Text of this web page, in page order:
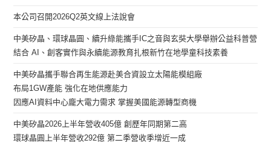
本公司召開2026Q2英文線上法說會
中美矽晶、環球晶圓、續升綠能攜手IC之音與玄奘大學舉辦公益科普營
結合 AI、創客實作與永續能源教育扎根新竹在地學童科技素養
中美矽晶攜手聯合再生能源赴美合資設立太陽能模組廠
布局1GW產能 強化在地供應能力
因應AI資料中心龐大電力需求 掌握美國能源轉型商機
中美矽晶2026上半年營收405億 創歷年同期第二高
環球晶圓上半年營收292億 第二季營收季增近一成